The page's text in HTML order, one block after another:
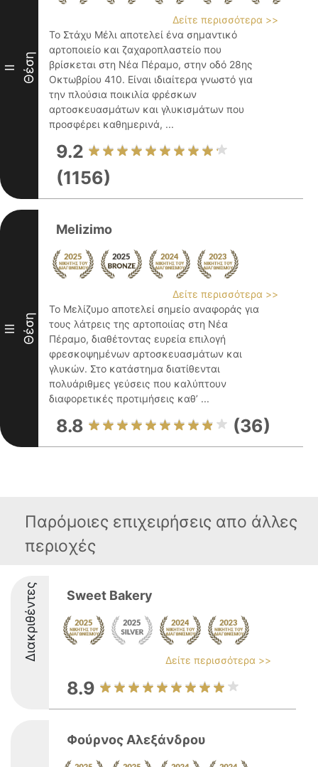
II Θέση
Δείτε περισσότερα >>
Το Στάχυ Μέλι αποτελεί ένα σημαντικό
αρτοποιείο και ζαχαροπλαστείο που
βρίσκεται στη Νέα Πέραμο, στην οδό 28ης
Οκτωβρίου 410. Είναι ιδιαίτερα γνωστό για
την πλούσια ποικιλία φρέσκων
αρτοσκευασμάτων και γλυκισμάτων που
προσφέρει καθημερινά, ...
9.2
(1156)
III Θέση
Melizimo
Δείτε περισσότερα >>
Το Μελίζυμο αποτελεί σημείο αναφοράς για
τους λάτρεις της αρτοποιίας στη Νέα
Πέραμο, διαθέτοντας ευρεία επιλογή
φρεσκοψημένων αρτοσκευασμάτων και
γλυκών. Στο κατάστημα διατίθενται
πολυάριθμες γεύσεις που καλύπτουν
διαφορετικές προτιμήσεις καθ’ ...
8.8 (36)
Παρόμοιες επιχειρήσεις απο άλλες
περιοχές
Διακριθέντες Sweet Bakery
Δείτε περισσότερα >>
8.9
Φούρνος Αλεξάνδρου